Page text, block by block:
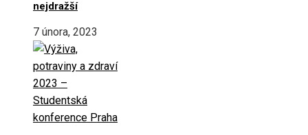
nejdražší
7 února, 2023